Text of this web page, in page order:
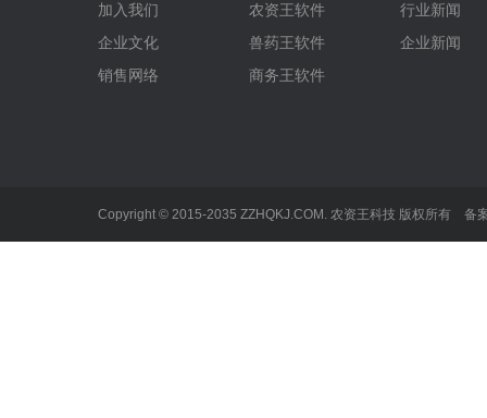
加入我们
企业文化
销售网络
农资王软件
兽药王软件
商务王软件
行业新闻
企业新闻
Copyright © 2015-2035 ZZHQKJ.COM. 农资王科技 版权所有 备